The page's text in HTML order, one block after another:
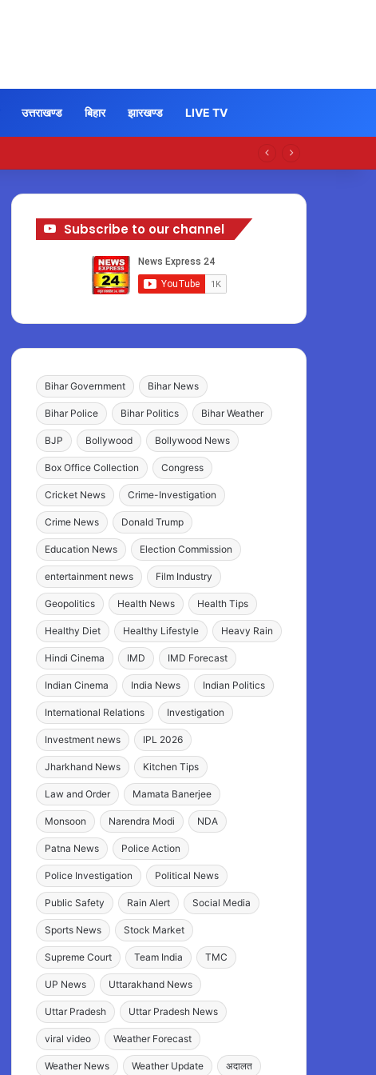
उत्तराखण्ड बिहार झारखण्ड LIVE TV
Subscribe to our channel
Bihar Government Bihar News
Bihar Police Bihar Politics Bihar Weather
BJP Bollywood Bollywood News
Box Office Collection Congress
Cricket News Crime-Investigation
Crime News Donald Trump
Education News Election Commission
entertainment news Film Industry
Geopolitics Health News Health Tips
Healthy Diet Healthy Lifestyle Heavy Rain
Hindi Cinema IMD IMD Forecast
Indian Cinema India News Indian Politics
International Relations Investigation
Investment news IPL 2026
Jharkhand News Kitchen Tips
Law and Order Mamata Banerjee
Monsoon Narendra Modi NDA
Patna News Police Action
Police Investigation Political News
Public Safety Rain Alert Social Media
Sports News Stock Market
Supreme Court Team India TMC
UP News Uttarakhand News
Uttar Pradesh Uttar Pradesh News
viral video Weather Forecast
Weather News Weather Update अदालत